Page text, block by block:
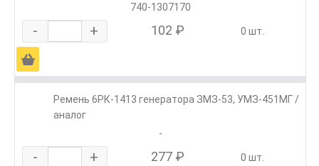
740-1307170
- + 102 ₽ 0 шт.
Ä
Ремень 6РК-1413 генератора ЗМЗ-53, УМЗ-451МГ /
аналог
-
- + 277 ₽ 0 шт.